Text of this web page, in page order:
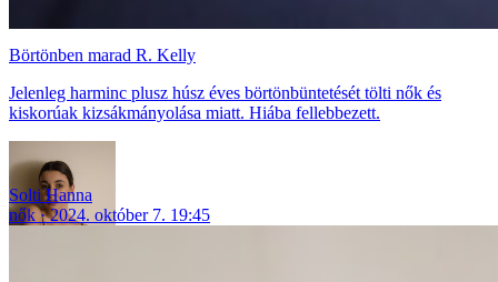
Börtönben marad R. Kelly
Jelenleg harminc plusz húsz éves börtönbüntetését tölti nők és
kiskorúak kizsákmányolása miatt. Hiába fellebbezett.
Solti Hanna
nők
2024. október 7. 19:45